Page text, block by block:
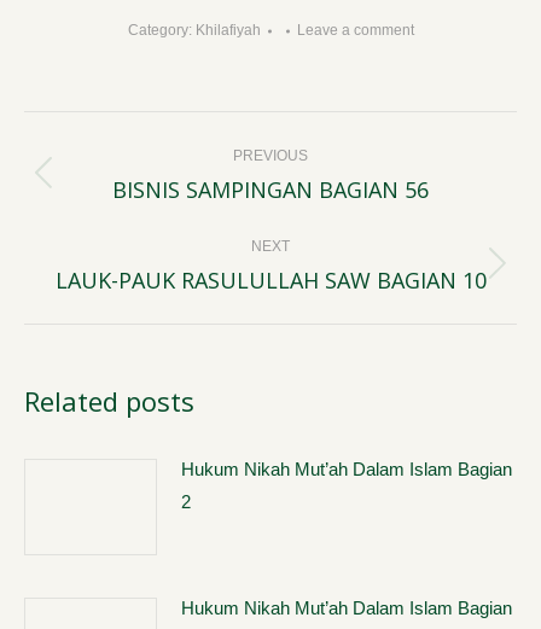
Category: Khilafiyah Leave a comment
navigation PREVIOUS
Previous
BISNIS SAMPINGAN BAGIAN 56
NEXT
Next
LAUK-PAUK RASULULLAH SAW BAGIAN 10
Related posts
Hukum Nikah Mut’ah Dalam Islam Bagian
2
Hukum Nikah Mut’ah Dalam Islam Bagian